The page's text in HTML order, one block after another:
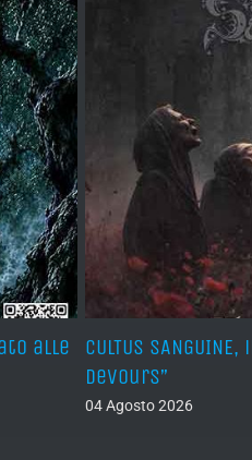
alle
CULTUS
Devours”
04 Agosto 2026